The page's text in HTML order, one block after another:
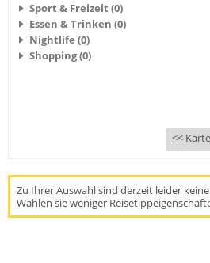
Sport & Freizeit (0)
Essen & Trinken (0)
Nightlife (0)
Shopping (0)
<<
Zu Ihrer Auswahl sind derzeit leider
Wählen sie weniger